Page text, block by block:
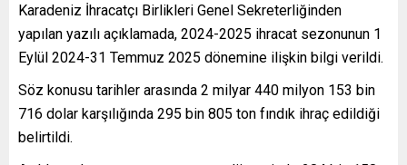
Karadeniz İhracatçı Birlikleri Genel Sekreterliğinden
yapılan yazılı açıklamada, 2024-2025 ihracat sezonunun 1
Eylül 2024-31 Temmuz 2025 dönemine ilişkin bilgi verildi.
Söz konusu tarihler arasında 2 milyar 440 milyon 153 bin
716 dolar karşılığında 295 bin 805 ton fındık ihraç edildiği
belirtildi.